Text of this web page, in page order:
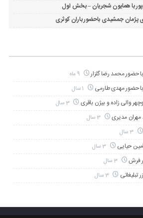
با همایون شجریان – بخش اول
جمشیدی باحضور باران کوثری
حضور محمد رضا گلزار 9 ماه
با حضور مهدی طارمی
والی زاده و بیژن باقری 3 سال
مهران مدیری 3 سال
3 سال
حیایی 3 سال
فرش 3 سال
تبلیغاتی 3 سال